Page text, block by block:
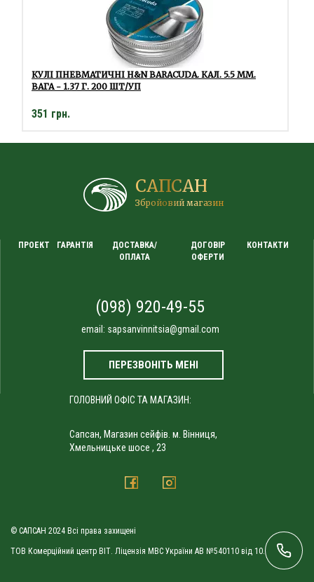
КУЛІ ПНЕВМАТИЧНІ H&N BARACUDA. КАЛ. 5.5 ММ.
ВАГА - 1.37 Г. 200 ШТ/УП
351 грн.
САПСАН
Збройовий магазин
ПРОЕКТ ГАРАНТІЯ
ДОСТАВКА/
ОПЛАТА
ДОГОВІР
ОФЕРТИ
КОНТАКТИ
(098) 920-49-55
email: sapsanvinnitsia@gmail.com
ПЕРЕЗВОНІТЬ МЕНІ
ГОЛОВНИЙ ОФІС ТА МАГАЗИН:
Сапсан, Магазин сейфів. м. Вінниця,
Хмельницьке шосе , 23
© САПСАН 2024 Всі права захищені
ТОВ Комерційний центр ВІТ. Ліцензія МВС України АВ №540110 від 10.09.2010